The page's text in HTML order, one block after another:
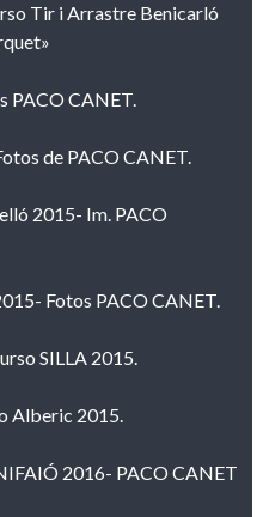
Tir i Arrastre Benicarló
PACO CANET.
de PACO CANET.
2015- Im. PACO
Fotos PACO CANET.
SILLA 2015.
Alberic 2015.
2016- PACO CANET